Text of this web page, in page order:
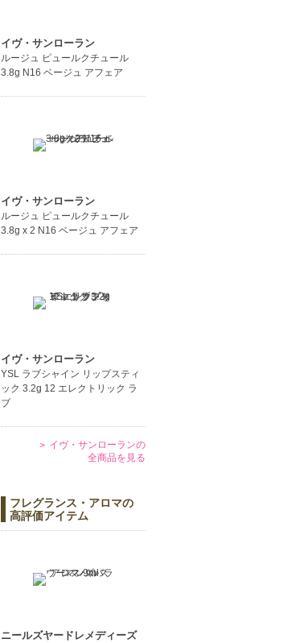
イヴ・サンローラン
ルージュ ピュールクチュール
3.8g N16 ベージュ アフェア
イヴ・サンローラン
ルージュ ピュールクチュール
3.8g x 2 N16 ベージュ アフェア
イヴ・サンローラン
YSL ラブシャイン リップスティ
ック 3.2g 12 エレクトリック ラ
ブ
イヴ・サンローランの
全商品を見る
フレグランス・アロマの
高評価アイテム
ニールズヤードレメディーズ